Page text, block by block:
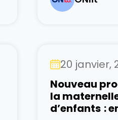
reconnaître
phonémique
clés :
20 janvier,
Nouveau
la
d’enfants :